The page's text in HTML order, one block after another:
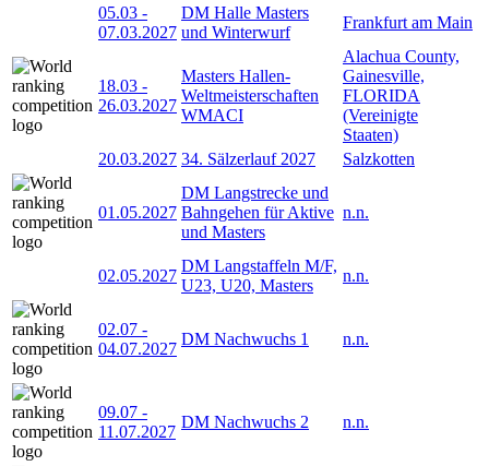
05.03 -
07.03.2027
DM Halle Masters
und Winterwurf
Frankfurt am Main
18.03 -
26.03.2027
Masters Hallen-
Weltmeisterschaften
WMACI
Alachua County,
Gainesville,
FLORIDA
(Vereinigte
Staaten)
20.03.2027 34. Sälzerlauf 2027 Salzkotten
01.05.2027
DM Langstrecke und
Bahngehen für Aktive
und Masters
n.n.
02.05.2027
DM Langstaffeln M/F,
U23, U20, Masters
n.n.
02.07 -
04.07.2027
DM Nachwuchs 1 n.n.
09.07 -
11.07.2027
DM Nachwuchs 2 n.n.